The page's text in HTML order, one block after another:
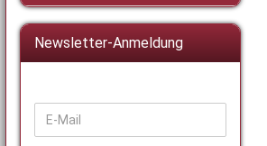
Newsletter-Anmeldung
ZUR
E-
Mail